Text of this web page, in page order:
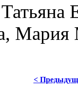
Мария
<